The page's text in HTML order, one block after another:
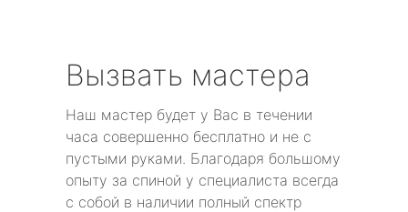
Вызвать мастера
Наш мастер будет у Вас в течении
часа совершенно бесплатно и не с
пустыми руками. Благодаря большому
опыту за спиной у специалиста всегда
с собой в наличии полный спектр